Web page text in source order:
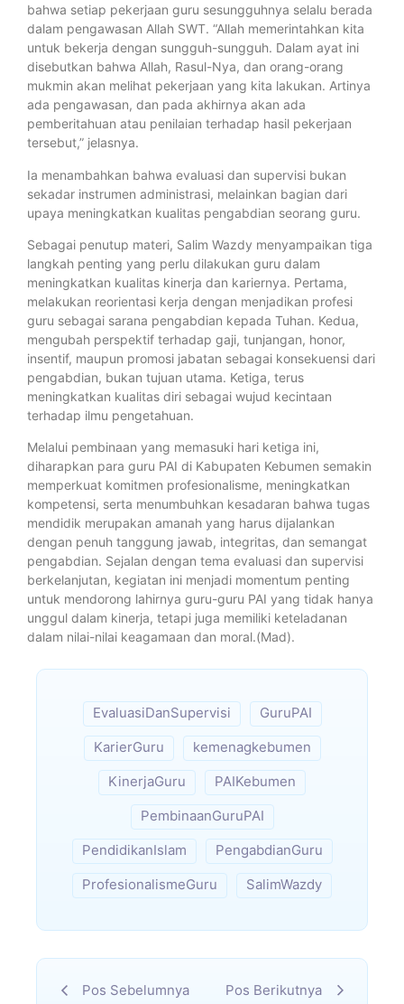
bahwa setiap pekerjaan guru sesungguhnya selalu berada
dalam pengawasan Allah SWT. “Allah memerintahkan kita
untuk bekerja dengan sungguh-sungguh. Dalam ayat ini
disebutkan bahwa Allah, Rasul-Nya, dan orang-orang
mukmin akan melihat pekerjaan yang kita lakukan. Artinya
ada pengawasan, dan pada akhirnya akan ada
pemberitahuan atau penilaian terhadap hasil pekerjaan
tersebut,” jelasnya.
Ia menambahkan bahwa evaluasi dan supervisi bukan
sekadar instrumen administrasi, melainkan bagian dari
upaya meningkatkan kualitas pengabdian seorang guru.
Sebagai penutup materi, Salim Wazdy menyampaikan tiga
langkah penting yang perlu dilakukan guru dalam
meningkatkan kualitas kinerja dan kariernya. Pertama,
melakukan reorientasi kerja dengan menjadikan profesi
guru sebagai sarana pengabdian kepada Tuhan. Kedua,
mengubah perspektif terhadap gaji, tunjangan, honor,
insentif, maupun promosi jabatan sebagai konsekuensi dari
pengabdian, bukan tujuan utama. Ketiga, terus
meningkatkan kualitas diri sebagai wujud kecintaan
terhadap ilmu pengetahuan.
Melalui pembinaan yang memasuki hari ketiga ini,
diharapkan para guru PAI di Kabupaten Kebumen semakin
memperkuat komitmen profesionalisme, meningkatkan
kompetensi, serta menumbuhkan kesadaran bahwa tugas
mendidik merupakan amanah yang harus dijalankan
dengan penuh tanggung jawab, integritas, dan semangat
pengabdian. Sejalan dengan tema evaluasi dan supervisi
berkelanjutan, kegiatan ini menjadi momentum penting
untuk mendorong lahirnya guru-guru PAI yang tidak hanya
unggul dalam kinerja, tetapi juga memiliki keteladanan
dalam nilai-nilai keagamaan dan moral.(Mad).
EvaluasiDanSupervisi
GuruPAI
KarierGuru
kemenagkebumen
KinerjaGuru
PAIKebumen
PembinaanGuruPAI
PendidikanIslam
PengabdianGuru
ProfesionalismeGuru
SalimWazdy
Pos Sebelumnya Pos Berikutnya